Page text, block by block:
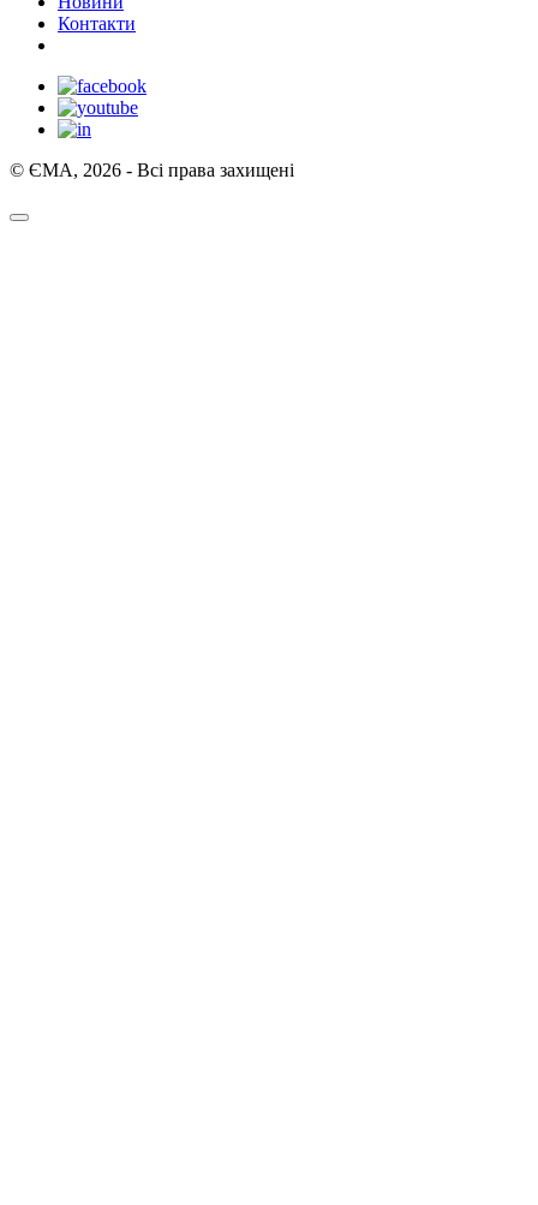
Контакти
© ЄМА, 2026 - Всі права захищені